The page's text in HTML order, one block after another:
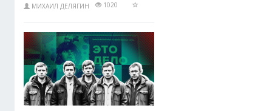
МИХАИЛ ДЕЛЯГИН 1020